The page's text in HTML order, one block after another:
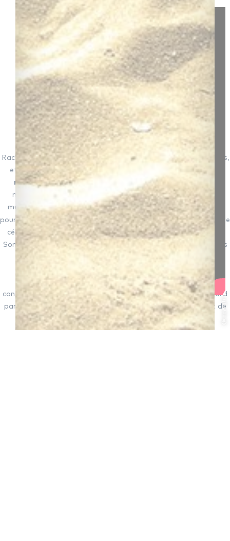
@copyright
Rachmaninov compta parmi les meilleurs pianistes de son temps,
et fut l'un des plus significatifs compositeurs "
romantiques
modernes", avec PUCCINI, MAHLER et Richard STRAUSS
notamment. Mais il n'était ni musicologue ni historien de la
musique : ainsi, lorsqu'il composa en 1931 ces belles variations
pour
, il crut s'inspirer d'un thème de CORELLI, alors que le
célèbre violoniste italien avait lui-même utilisé dans sa célèbre
Sonate Op. 5 n°12 un
thème anonyme
d'origine portugaise, très
en vogue aux XVIe et XVIIe siècles : la
Il sera donc très intéressant de comparer les variations
composées par CORELLI dans sa sonate (pour violon et
continuo) à celles, très différentes, composées 231 ans plus tard
par RACHMANINOV pour piano. Voici une vidéo permettant de
les écouter en entier, avec la partition qui défile.